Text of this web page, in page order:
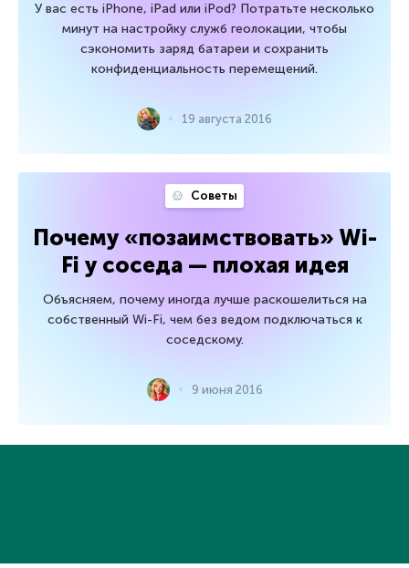
У вас есть iPhone, iPad или iPod? Потратьте несколько
минут на настройку служб геолокации, чтобы
сэкономить заряд батареи и сохранить
конфиденциальность перемещений.
19 августа 2016
Советы
Почему «позаимствовать» Wi-
Fi у соседа — плохая идея
Объясняем, почему иногда лучше раскошелиться на
собственный Wi-Fi, чем без ведом подключаться к
соседскому.
9 июня 2016